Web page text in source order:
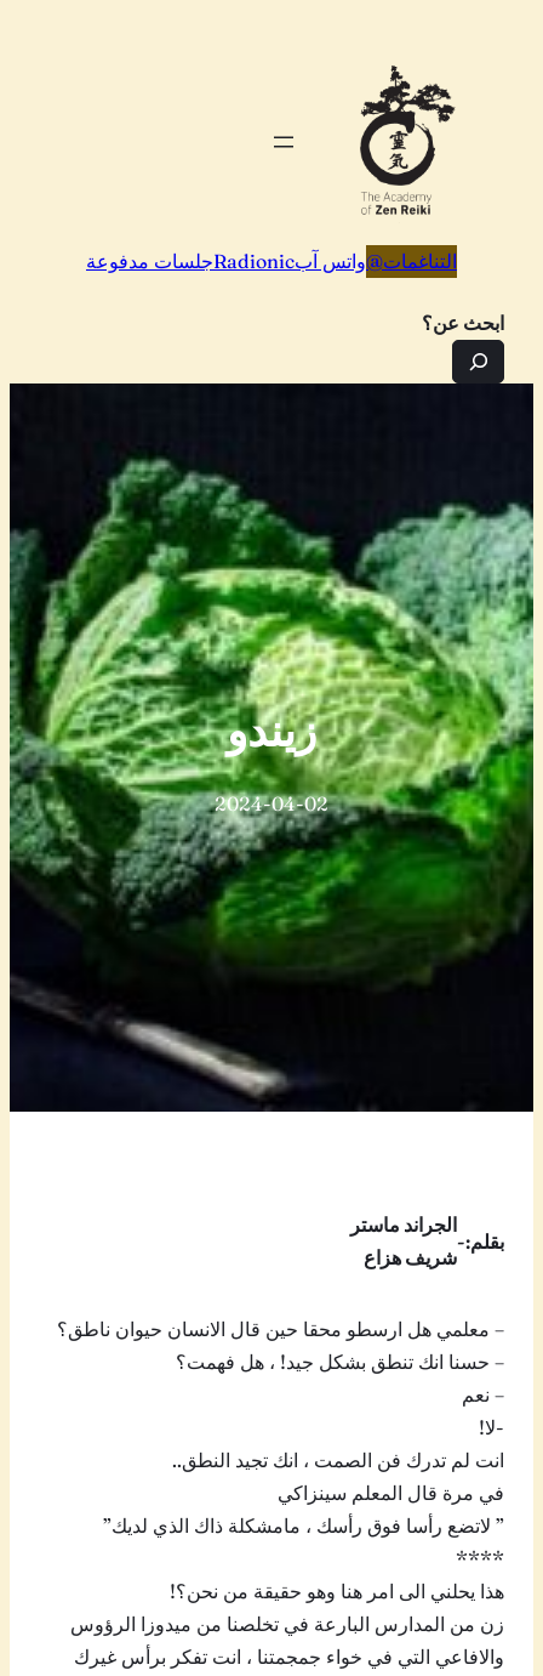
التناغمات@واتس آبRadionicجلسات مدفوعة
ابحث عن؟
زيندو
2024-04-02
بقلم:-
الجراند ماستر
شريف هزاع
– معلمي هل ارسطو محقا حين قال الانسان حيوان ناطق؟
– حسنا انك تنطق بشكل جيد! ، هل فهمت؟
– نعم
-لا!
انت لم تدرك فن الصمت ، انك تجيد النطق..
في مرة قال المعلم سينزاكي
” لاتضع رأسا فوق رأسك ، مامشكلة ذاك الذي لديك”
****
هذا يحلني الى امر هنا وهو حقيقة من نحن؟!
زن من المدارس البارعة في تخلصنا من ميدوزا الرؤوس
والافاعي التي في خواء جمجمتنا ، انت تفكر برأس غيرك